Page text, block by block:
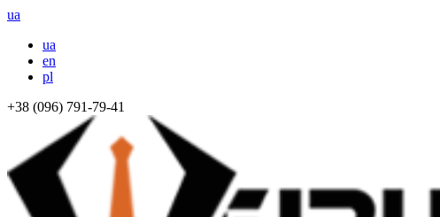
ua
ua
en
pl
+38 (096) 791-79-41